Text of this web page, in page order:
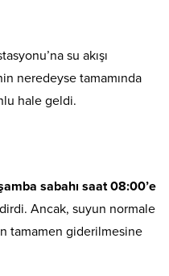
su akışı
neredeyse tamamında
hale geldi.
sabahı saat 08:00’e
Ancak, suyun normale
tamamen giderilmesine